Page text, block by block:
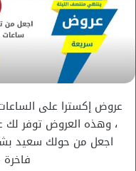
عروض إكسترا على
اجعل من حولك سعيد